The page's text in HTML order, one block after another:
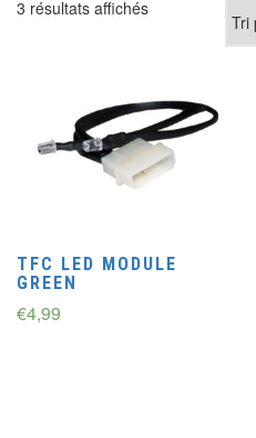
3 résultats affichés
TFC LED MODULE
GREEN
€4,99